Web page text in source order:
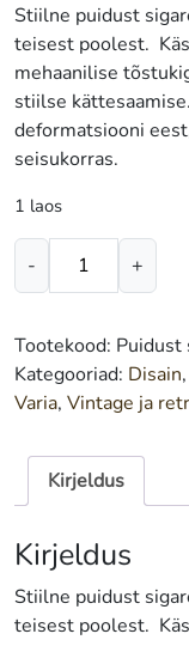
Stiilne puidust
teisest poolest.
mehaanilise
stiilse
deformatsiooni
seisukorras.
1 laos
-
sigaretikarp
(NSVL)
kogus
+
Tootekood: Puidust
Kategooriad: Disain,
Varia, Vintage ja
Kirjeldus
Kirjeldus
Stiilne puidust
teisest poolest.